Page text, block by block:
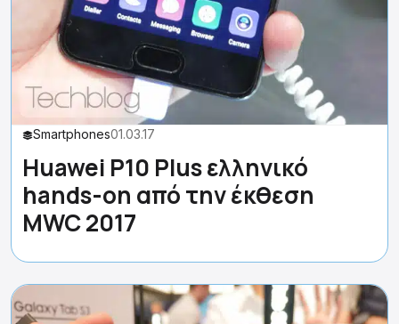
Smartphones01.03.17
Huawei P10 Plus ελληνικό
hands-on από την έκθεση
MWC 2017